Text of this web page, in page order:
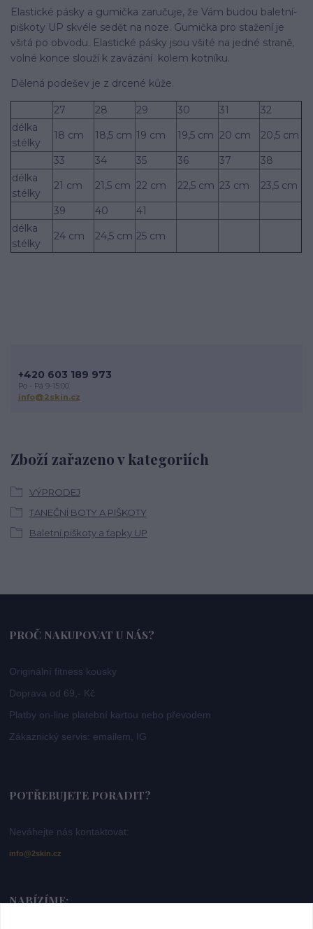
Elastické pásky a gumička zaručuje, že Vám budou baletní­
piškoty UP skvéle sedět na noze. Gumička pro stažení­ je
všitá po obvodu. Elastické pásky jsou všité na jedné straně,
volné konce slouží­ k zavázání kolem kotní­ku.
Dělená podešev je z drcené kůže.
27 28 29 30 31
32
délka
stélky
18 cm 18,5 cm 19 cm 19,5 cm 20 cm
20,5 cm
33
34 35 36 37
38
délka
stélky
21 cm 21,5 cm 22 cm 22,5 cm 23 cm
23,5 cm
39
40
41
délka
stélky
24 cm 24,5 cm 25 cm
Zboží zařazeno v kategoriích
VÝPRODEJ
TANEČNÍ BOTY A PIŠKOTY
Baletní piškoty a ťapky UP
+420 603 189 973
Po - Pá 9-15:00
info@2skin.cz
PROČ NAKUPOVAT U NÁS?
Originální fitness kousky
Doprava od 69,- Kč
Platby on-line platební kartou nebo převodem
Zákaznický servis: emailem, IG
POTŘEBUJETE PORADIT?
Neváhejte nás kontaktovat:
info@2skin.cz
NABÍZÍME: